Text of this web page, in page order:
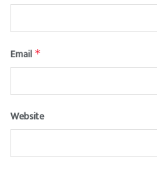
Email *
Website